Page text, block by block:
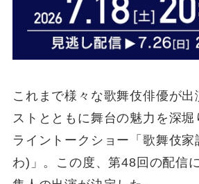
これまで様々な歌舞伎俳優が
ストとともに舞台の魅力を深
ライントークショー「歌舞伎家
わ)」。この度、第48回の配信